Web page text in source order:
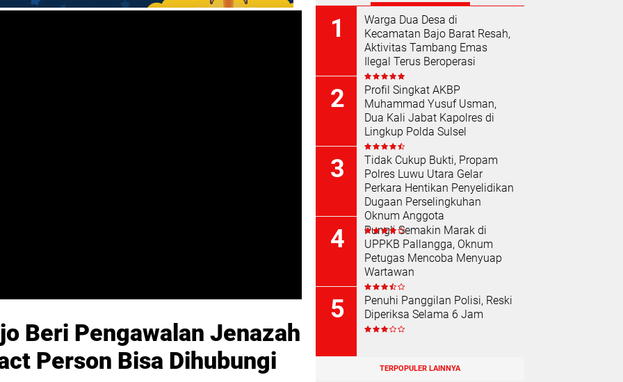
Beri Pengawalan Jenazah
Person Bisa Dihubungi
Warga Dua Desa di
Kecamatan Bajo Barat Resah,
Aktivitas Tambang Emas
Ilegal Terus Beroperasi
Profil Singkat AKBP
Muhammad Yusuf Usman,
Dua Kali Jabat Kapolres di
Lingkup Polda Sulsel
Tidak Cukup Bukti, Propam
Polres Luwu Utara Gelar
Perkara Hentikan Penyelidikan
Dugaan Perselingkuhan
Oknum Anggota
Pungli Semakin Marak di
UPPKB Pallangga, Oknum
Petugas Mencoba Menyuap
Wartawan
Penuhi Panggilan Polisi, Reski
Diperiksa Selama 6 Jam
TERPOPULER LAINNYA